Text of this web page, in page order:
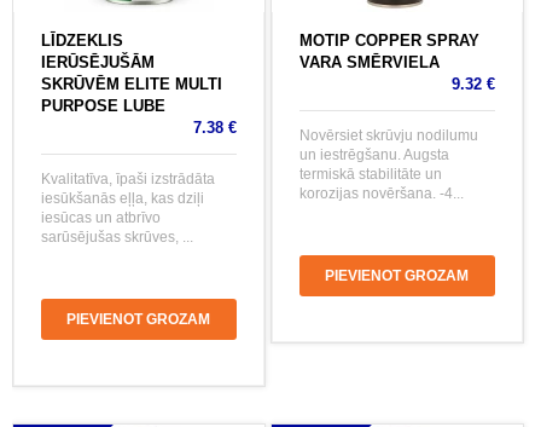
LĪDZEKLIS
IERŪSĒJUŠĀM
SKRŪVĒM ELITE MULTI
PURPOSE LUBE
7.38 €
Kvalitatīva, īpaši izstrādāta
iesūkšanās eļļa, kas dziļi
iesūcas un atbrīvo
sarūsējušas skrūves, ...
PIEVIENOT GROZAM
MOTIP COPPER SPRAY
VARA SMĒRVIELA
9.32 €
Novērsiet skrūvju nodilumu
un iestrēgšanu. Augsta
termiskā stabilitāte un
korozijas novēršana. -4...
PIEVIENOT GROZAM